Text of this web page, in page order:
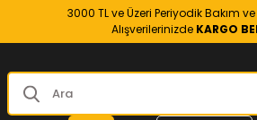
3000 TL ve Üzeri Periyodik Bakım
Alışverilerinizde KARGO